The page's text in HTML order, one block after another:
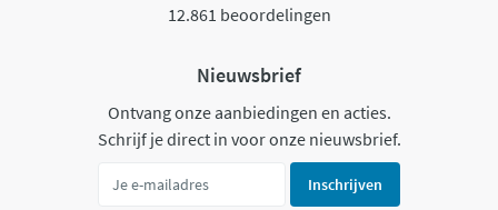
12.861 beoordelingen
Nieuwsbrief
Ontvang onze aanbiedingen en acties.
Schrijf je direct in voor onze nieuwsbrief.
Inschrijven